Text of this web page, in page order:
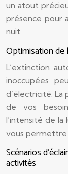
un atout
présence pour
nuit.
Optimisation de
L’extinction
inoccupées
d’électricité. La
de vos
l’intensité de
vous permettre
Scénarios
activités